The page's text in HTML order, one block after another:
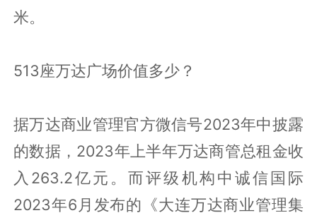
米。
513座万达广场价值多少？
据万达商业管理官方微信号2023年中披露
的数据，2023年上半年万达商管总租金收
入263.2亿元。而评级机构中诚信国际
2023年6月发布的《大连万达商业管理集